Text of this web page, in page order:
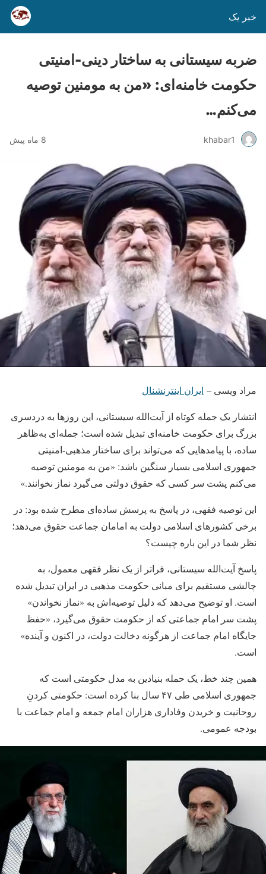
خبر یک
ضربه سیستانی به ساختار دینی-امنیتی
حکومت خامنه‌ای: «من به مومنین توصیه
می‌کنم…
khabar1 8 ماه پیش
مراد ویسی – ایران اینترنشنال
انتشار یک جمله کوتاه از آیت‌الله سیستانی، این روزها به دردسری
بزرگ برای حکومت خامنه‌ای تبدیل شده است؛ جمله‌ای به‌ظاهر
ساده، با پیامدهایی که می‌تواند برای ساختار مذهبی-امنیتی
جمهوری اسلامی بسیار سنگین باشد: «من به مومنین توصیه
می‌کنم پشت سر کسی که حقوق دولتی می‌گیرد نماز نخوانند.»
این توصیه فقهی، در پاسخ به پرسش ساده‌ای مطرح شده بود: در
برخی کشورهای اسلامی دولت به امامان جماعت حقوق می‌دهد؛
نظر شما در این باره چیست؟
پاسخ آیت‌الله سیستانی، فراتر از یک نظر فقهی معمول، به
چالشی مستقیم برای مبانی حکومت مذهبی در ایران تبدیل شده
است. او توضیح می‌دهد که دلیل توصیه‌اش به «نماز نخواندن»
پشت سر امام جماعتی که از حکومت حقوق می‌گیرد، «حفظ
جایگاه امام جماعت از هرگونه دخالت دولت، در اکنون و آینده»
است.
همین چند خط، یک حمله بنیادین به مدل حکومتی است که
جمهوری اسلامی طی ۴۷ سال بنا کرده است: حکومتی کردنِ
روحانیت و خریدن وفاداری هزاران امام جمعه و امام جماعت با
بودجه عمومی.